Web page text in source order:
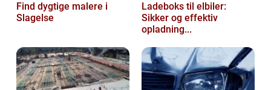
Find dygtige malere i
Slagelse
Ladeboks til elbiler:
Sikker og effektiv
opladning...